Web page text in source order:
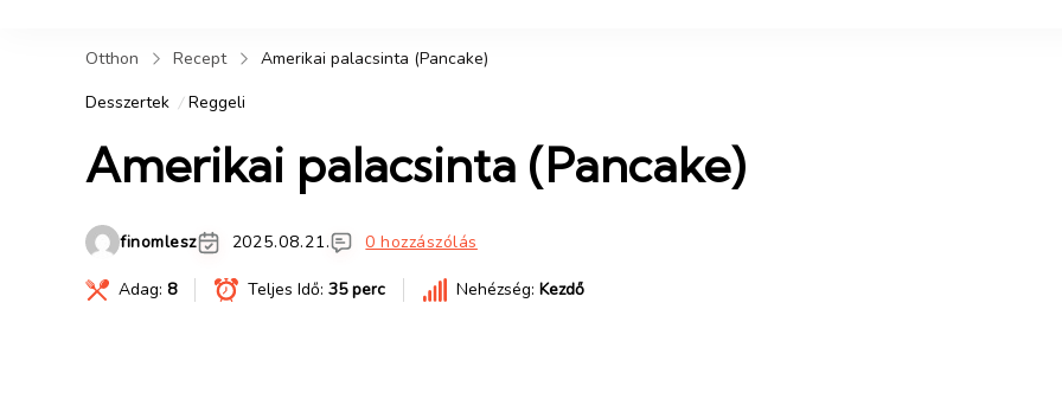
Otthon Recept
Amerikai palacsinta (Pancake)
Desszertek
Reggeli
Amerikai palacsinta (Pancake)
finomlesz 2025.08.21. 0 hozzászólás
Adag: 8 Teljes Idő: 35 perc Nehézség: Kezdő